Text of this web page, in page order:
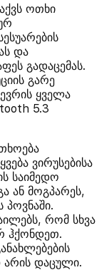
ოთხი
და
გადაცემას.
გარე
ყველა
5.3
ვირუსებისა
საიმედო
ან მოგპარეს,
პოვნაში.
რომ სხვა
ჰქონდეთ.
არის დაცული.